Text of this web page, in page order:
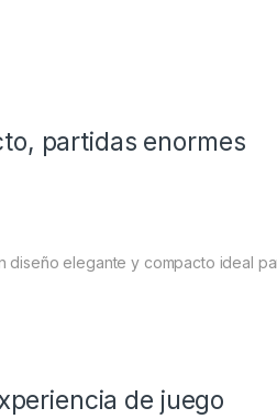
partidas enormes
diseño elegante y compacto ideal
de juego